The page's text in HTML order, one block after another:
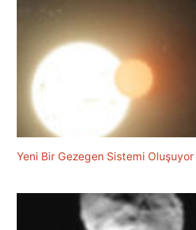
Yeni Bir Gezegen Sistemi Oluşuyor